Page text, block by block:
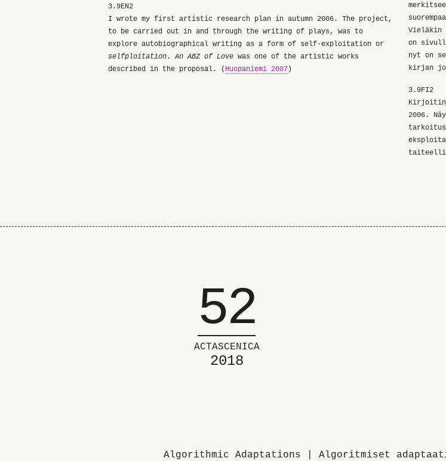
3.9EN2
I wrote my first artistic research plan in autumn 2006. The project,
to be carried out in and through the writing of plays, was to
explore autobiographical writing as a form of self-exploitation or
selfploitation.An ABZ of Lovewas one of the artistic works
described in the proposal. ( Huopaniemi 2007)
Vieläkin
on
nyt on
kirjan
3.9FI2
Kirjoitin
2006.
52
ACTASCENICA
2018
Algorithmic Adaptations | Algoritmiset